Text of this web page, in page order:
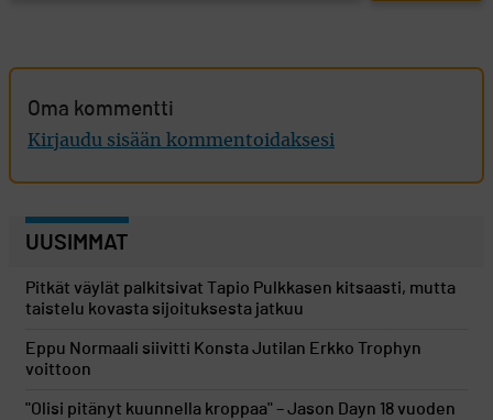
Oma kommentti
Kirjaudu sisään kommentoidaksesi
UUSIMMAT
Pitkät väylät palkitsivat Tapio Pulkkasen kitsaasti, mutta
taistelu kovasta sijoituksesta jatkuu
Eppu Normaali siivitti Konsta Jutilan Erkko Trophyn
voittoon
"Olisi pitänyt kuunnella kroppaa" – Jason Dayn 18 vuoden